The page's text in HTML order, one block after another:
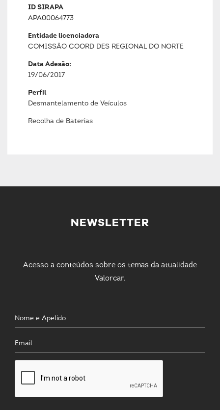
ID SIRAPA
APA00064773
Entidade licenciadora
COMISSÃO COORD DES REGIONAL DO NORTE
Data Adesão:
19/06/2017
Perfil
Desmantelamento de Veículos
Recolha de Baterias
NEWSLETTER
Acesso a conteúdos sobre os temas da atualidade
Valorcar.